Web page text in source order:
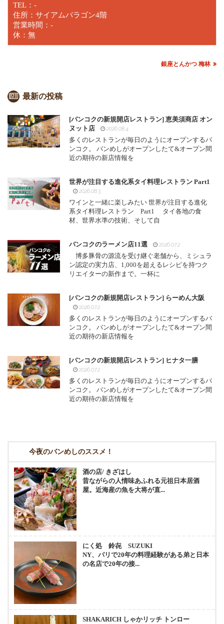
TEL：-
住所：サイアムパラゴン4階
営業時間：-
休：無
銀座とんかつ 梅林
最新の投稿
[バンコクの新規開店レストラン] 恵美須商店 オン
ヌット店
2026.08.4
多くのレストランが毎日のようにオープンするバ
ンコク。 バンめしがオープンしたて&オープン間
近の期待の新店情報を
世界が注目する進化系タイ料理レストラン Part1
2026.08.3
ワインと一緒に楽しみたい 世界が注目する進化
系タイ料理レストラン Part1 タイ各地の食
材、世界水準の技術、そして自
バンコクのラーメン店11選 2026.07.2
博多豚骨の源流を受け継ぐ老舗から、ミシュラ
ン認定の実力店、1,000を超えるレシピを持つク
リエイターの新作まで。一杯に
[バンコクの新規開店レストラン] らーめん大阪
2026.07.2
多くのレストランが毎日のようにオープンするバ
ンコク。 バンめしがオープンしたて&オープン間
近の期待の新店情報を
[バンコクの新規開店レストラン] ヒナタ一膳
2026.07.2
多くのレストランが毎日のようにオープンするバ
ンコク。 バンめしがオープンしたて&オープン間
近の期待の新店情報を
今夜のバンめしのススメ！
酒の店/ きざはし
昔ながらの人情味あふれる元祖日本居酒
屋。近海産の魚を大将が直...
にく処 鈴㐂 SUZUKI
NY、パリで20年の料理経験がある弟と日本
の名店で20年の接...
SHAKARICH しゃかリッチ トンロー